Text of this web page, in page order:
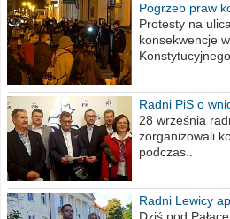
Pogrzeb praw
poselskim PiS
Protesty na
konsekwencje
Radni PiS o
na 2021 rok
28 września
zorganizowali
podczas..
Radni Lewicy